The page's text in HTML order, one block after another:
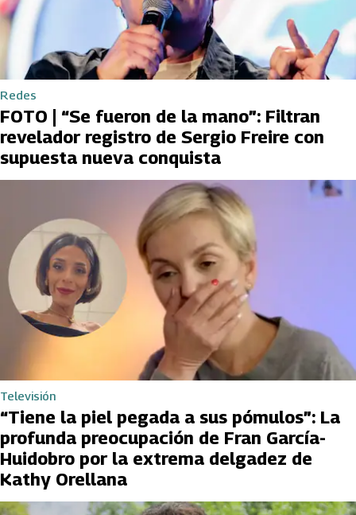
Redes
FOTO | “Se fueron de la mano”: Filtran
revelador registro de Sergio Freire con
supuesta nueva conquista
Televisión
“Tiene la piel pegada a sus pómulos”: La
profunda preocupación de Fran García-
Huidobro por la extrema delgadez de
Kathy Orellana